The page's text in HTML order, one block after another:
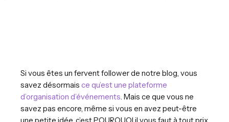
Si vous êtes un fervent follower de notre blog, vous
savez désormais ce qu’est une plateforme
d’organisation d’événements . Mais ce que vous ne
savez pas encore, même si vous en avez peut-être
une petite idée, c’est POURQUOI il vous faut à tout prix